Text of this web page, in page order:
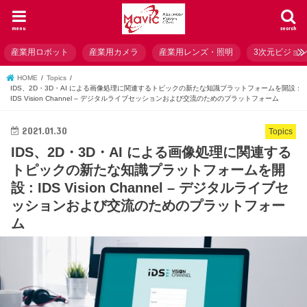
search
menu
産業用ロボット 産業用カメラ 産業用レンズ・照明 3次元ビジョ
HOME
Topics
IDS、2D・3D・AI による画像処理に関連するトピックの新たな知識プラットフォームを開設 :
IDS Vision Channel – デジタルライブセッションおよび交流のためのプラットフォーム
Topics
2021.01.30
IDS、2D・3D・AI による画像処理に関連する
トピックの新たな知識プラットフォームを開
設 : IDS Vision Channel – デジタルライブセ
ッションおよび交流のためのプラットフォー
ム